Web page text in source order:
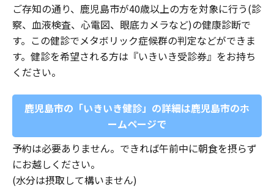
ご存知の通り、鹿児島市が40歳以上の方を対象に行う(診
察、血液検査、心電図、眼底カメラなど)の健康診断で
す。この健診でメタボリック症候群の判定などができま
す。健診を希望される方は『いきいき受診券』をお持ち
ください。
鹿児島市の「いきいき健診」の詳細は鹿児島市のホ
ームページで
予約は必要ありません。できれば午前中に朝食を摂らず
にお越しください。
(水分は摂取して構いません)